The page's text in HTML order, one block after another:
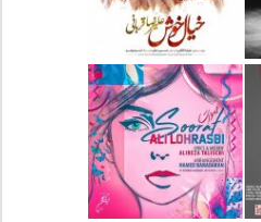
دانلود آهنگ جدید علیرضا
قربانی بنام خیال خوش